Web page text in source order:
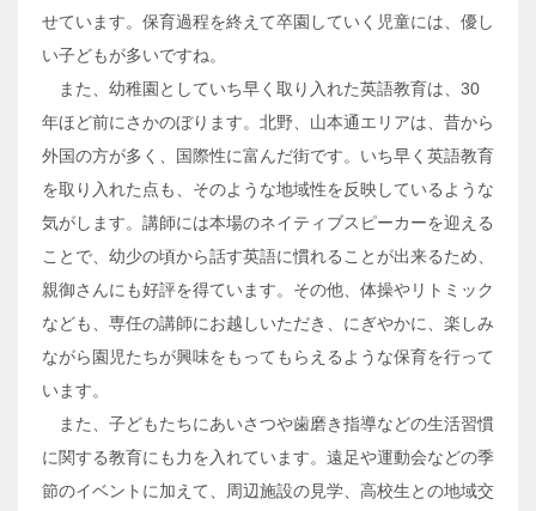
せています。保育過程を終えて卒園していく児童には、優し
い子どもが多いですね。
また、幼稚園としていち早く取り入れた英語教育は、30
年ほど前にさかのぼります。北野、山本通エリアは、昔から
外国の方が多く、国際性に富んだ街です。いち早く英語教育
を取り入れた点も、そのような地域性を反映しているような
気がします。講師には本場のネイティブスピーカーを迎える
ことで、幼少の頃から話す英語に慣れることが出来るため、
親御さんにも好評を得ています。その他、体操やリトミック
なども、専任の講師にお越しいただき、にぎやかに、楽しみ
ながら園児たちが興味をもってもらえるような保育を行って
います。
また、子どもたちにあいさつや歯磨き指導などの生活習慣
に関する教育にも力を入れています。遠足や運動会などの季
節のイベントに加えて、周辺施設の見学、高校生との地域交